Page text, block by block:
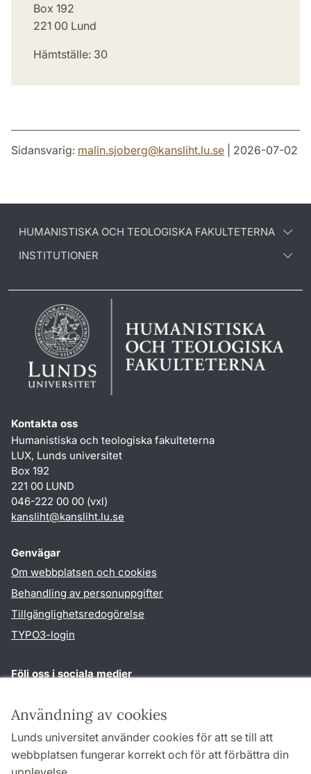
Användning av cookies
Lunds universitet använder cookies för att se till att
webbplatsen fungerar korrekt och för att förbättra din
Box 192
221 00 Lund
Hämtställe: 30
Sidansvarig: malin.sjoberg@kansliht.lu.se | 2026-07-02
HUMANISTISKA OCH TEOLOGISKA FAKULTETERNA
INSTITUTIONER
Kontakta oss
Humanistiska och teologiska fakulteterna
LUX, Lunds universitet
Box 192
221 00 LUND
046-222 00 00 (vxl)
kansliht@kansliht.lu.se
Genvägar
Om webbplatsen och cookies
Behandling av personuppgifter
Tillgänglighetsredogörelse
TYPO3-login
Följ oss i sociala medier